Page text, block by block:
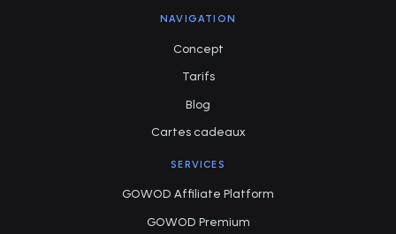
NAVIGATION
Concept
Tarifs
Blog
Cartes cadeaux
SERVICES
GOWOD Affiliate Platform
GOWOD Premium